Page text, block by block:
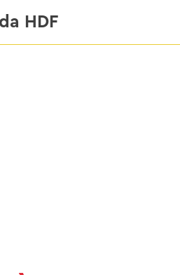
HDF